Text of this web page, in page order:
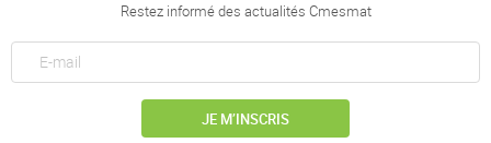
Restez informé des actualités Cmesmat
JE M’INSCRIS